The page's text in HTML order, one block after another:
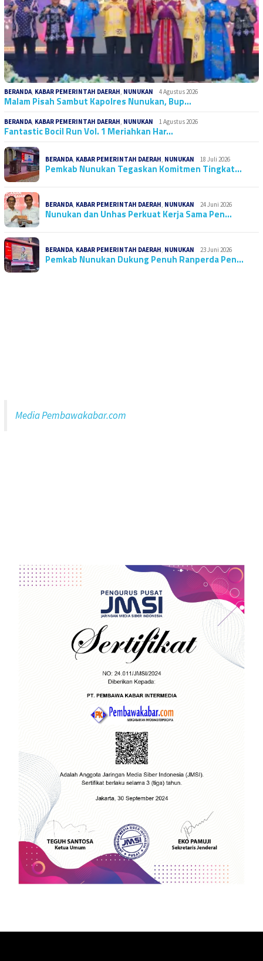
BERANDA KABAR PEMERINTAH DAERAH NUNUKAN 4 Agustus 2026
Malam Pisah Sambut Kapolres Nunukan, Bup…
BERANDA KABAR PEMERINTAH DAERAH NUNUKAN 1 Agustus 2026
Fantastic Bocil Run Vol. 1 Meriahkan Har…
BERANDA KABAR PEMERINTAH DAERAH NUNUKAN 18 Juli 2026
Pemkab Nunukan Tegaskan Komitmen Tingkat…
BERANDA KABAR PEMERINTAH DAERAH NUNUKAN 24 Juni 2026
Nunukan dan Unhas Perkuat Kerja Sama Pen…
BERANDA KABAR PEMERINTAH DAERAH NUNUKAN 23 Juni 2026
Pemkab Nunukan Dukung Penuh Ranperda Pen…
Media Pembawakabar.com